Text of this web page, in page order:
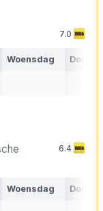
7.0
Woensdag
6.4
Woensdag